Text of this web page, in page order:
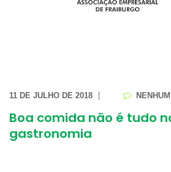
11 DE JULHO DE 2018
Boa comida não é tudo
gastronomia